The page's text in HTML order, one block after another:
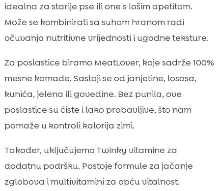
idealna za starije pse ili one s lošim apetitom.
Može se kombinirati sa suhom hranom radi
očuvanja nutritivne vrijednosti i ugodne teksture.
Za poslastice biramo MeatLover, koje sadrže 100%
mesne komade. Sastoji se od janjetine, lososa,
kunića, jelena ili govedine. Bez punila, ove
poslastice su čiste i lako probavljive, što nam
pomaže u kontroli kalorija zimi.
Također, uključujemo Twinky vitamine za
dodatnu podršku. Postoje formule za jačanje
zglobova i multivitamini za opću vitalnost.